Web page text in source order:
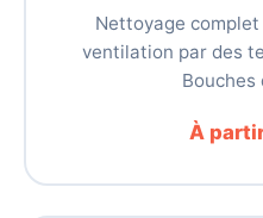
Nettoyage
ventilation par des
À